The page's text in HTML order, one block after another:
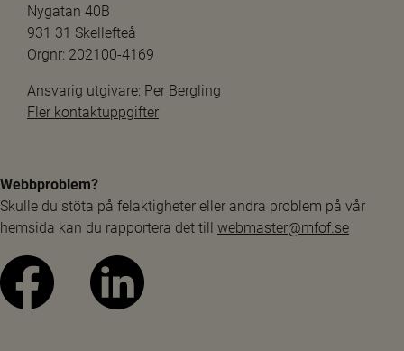
Nygatan 40B
931 31 Skellefteå
Orgnr: 202100-4169
Ansvarig utgivare: Per Bergling
Fler kontaktuppgifter
Webbproblem?
Skulle du stöta på felaktigheter eller andra problem på vår
hemsida kan du rapportera det till webmaster@mfof.se